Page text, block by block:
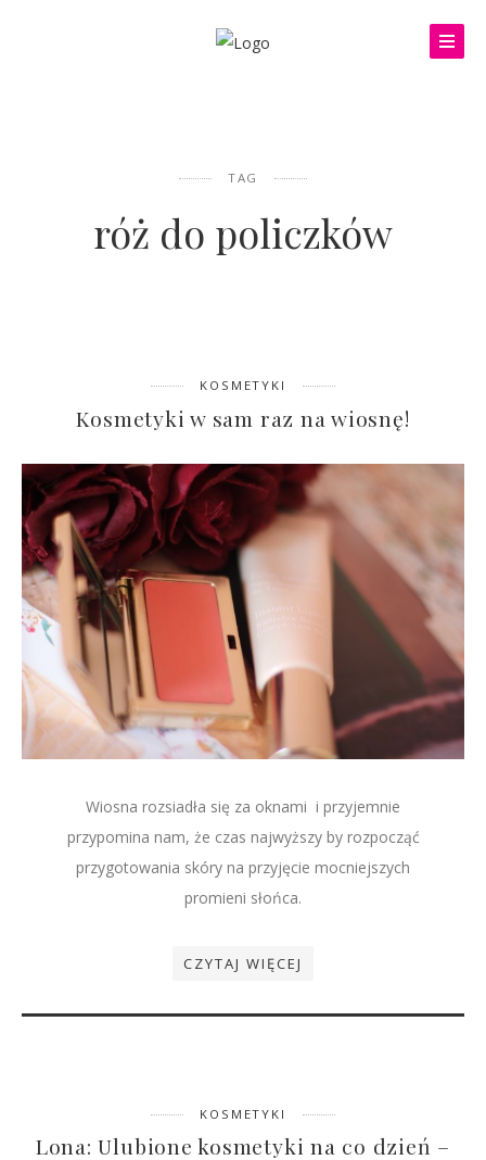
TAG
róż do policzków
KOSMETYKI
Kosmetyki w sam raz na wiosnę!
Wiosna rozsiadła się za oknami i przyjemnie
przypomina nam, że czas najwyższy by rozpocząć
przygotowania skóry na przyjęcie mocniejszych
promieni słońca.
CZYTAJ WIĘCEJ
KOSMETYKI
Lona: Ulubione kosmetyki na co dzień –